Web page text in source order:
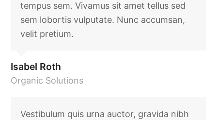
tempus sem. Vivamus sit amet tellus sed
sem lobortis vulputate. Nunc accumsan,
velit pretium.
Isabel Roth
Organic Solutions
Vestibulum quis urna auctor, gravida nibh